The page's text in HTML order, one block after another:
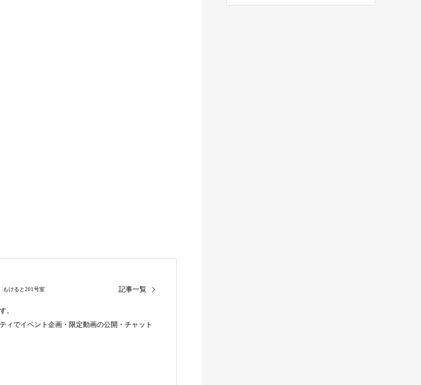
もけると201号室 記事一覧
。
ィでイベント企画・限定動画の公開・チャット